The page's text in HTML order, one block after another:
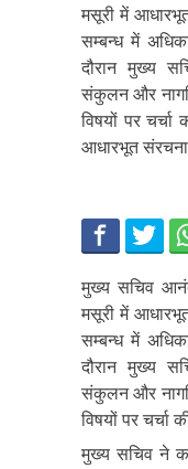
मसूरी में
सम्बन्ध में
दौरान मुख्य
संकुलन और
विषयों पर
आधारभूत
मुख्य सचिव
मसूरी में
सम्बन्ध में
दौरान मुख्य
संकुलन और
विषयों पर चर्चा
मुख्य सचिव ने